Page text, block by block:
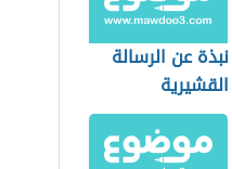
نبذة عن الرسالة
القشيرية